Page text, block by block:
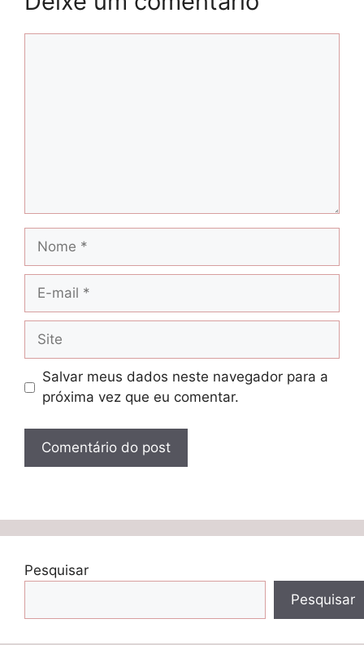
Nome
Site
Salvar meus dados neste navegador para a
próxima vez que eu comentar.
Pesquisar
Pesquisar